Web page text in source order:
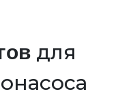
для